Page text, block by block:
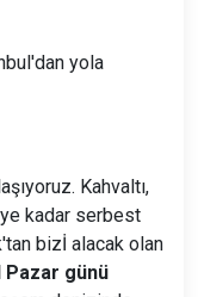
yola
Kahvaltı,
kadar serbest
bizİ alacak olan
Pazar günü